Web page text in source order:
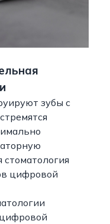
зубы с
цифровой